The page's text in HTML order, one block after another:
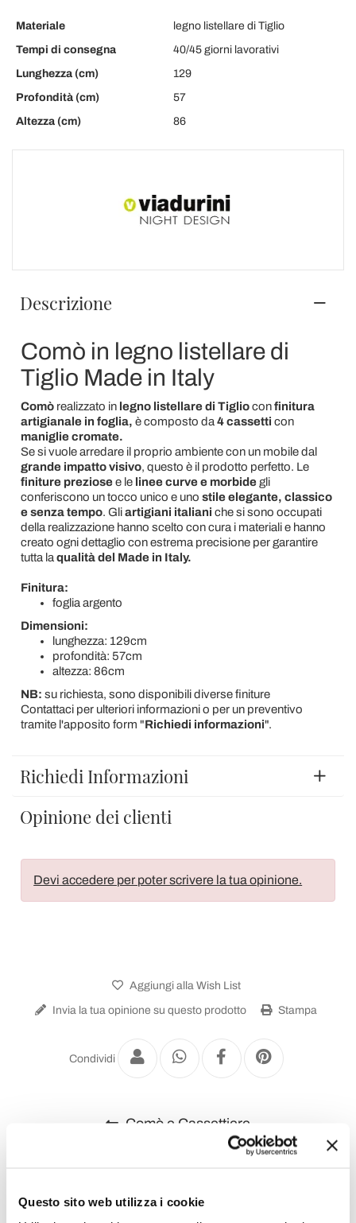
Questo sito web utilizza i cookie
Materiale
legno listellare di Tiglio
Tempi di consegna
40/45 giorni lavorativi
Lunghezza (cm)
129
Profondità (cm)
57
Altezza (cm)
86
Descrizione
Comò in legno listellare di
Tiglio Made in Italy
Comò realizzato in legno listellare di Tiglioconfinitura
artigianale in foglia, è composto da 4 cassetti con
maniglie cromate.
Se si vuole arredare il proprio ambiente con un mobile dal
grande impatto visivo, questo è il prodotto perfetto. Le
finiture preziosee lelinee curve e morbidegli
conferiscono un tocco unico e uno stile elegante, classico
e senza tempo. Gliartigiani italiani che si sono occupati
della realizzazione hanno scelto con cura i materiali e hanno
creato ogni dettaglio con estrema precisione per garantire
tutta la qualità del Made in Italy.
Finitura:
foglia argento
Dimensioni:
lunghezza: 129cm
profondità: 57cm
altezza: 86cm
NB: su richiesta, sono disponibili diverse finiture
Contattaci per ulteriori informazioni o per un preventivo
tramite l'apposito form "Richiedi informazioni".
Richiedi Informazioni
Opinione dei clienti
Devi accedere per poter scrivere la tua opinione.
Aggiungi alla Wish List
Invia la tua opinione su questo prodotto Stampa
Condividi
Comò e Cassettiere